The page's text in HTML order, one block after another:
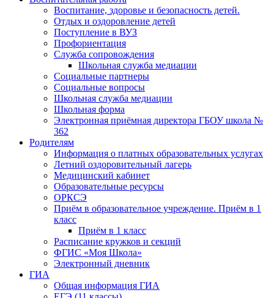
Воспитание, здоровье и безопасность детей.
Отдых и оздоровление детей
Поступление в ВУЗ
Профориентация
Служба сопровождения
Школьная служба медиации
Социальные партнеры
Социальные вопросы
Школьная служба медиации
Школьная форма
Электронная приёмная директора ГБОУ школа №
362
Родителям
Информация о платных образовательных услугах
Летний оздоровительный лагерь
Медицинский кабинет
Образовательные ресурсы
ОРКСЭ
Приём в образовательное учреждение. Приём в 1
класс
Приём в 1 класс
Расписание кружков и секций
ФГИС «Моя Школа»
Электронный дневник
ГИА
Общая информация ГИА